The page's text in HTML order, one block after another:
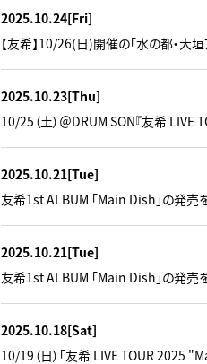
2025.10.24[Fri]
【友希】10/26(日)開催の「水の都・大
2025.10.23[Thu]
10/25（土）＠DRUM SON『友希
2025.10.21[Tue]
友希1st ALBUM 「Main Dish」の発売
2025.10.21[Tue]
友希1st ALBUM 「Main Dish」の発売
2025.10.18[Sat]
10/19（日）「友希 LIVE TOUR 2025